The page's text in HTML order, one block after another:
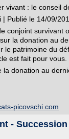
vivant : le conseil
| Publié le 14/09/
conjoint survivant
la donation au
le patrimoine du
est fait pour vous.
donation au
picovschi.com
-